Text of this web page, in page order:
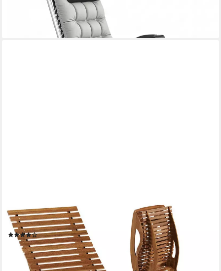
UVP132,99 €
lieferbar - in 4-5 Werktagen bei dir
Gartenliege Solaria aus Akazienholz, 1 St., natur geölt, Massivholz
wetterfest, 155x60x63,5 cm, faltbar, bis 150kg
(1)
ab 99,99 € UVP149,99 €
lieferbar - in 2-3 Werktagen bei dir